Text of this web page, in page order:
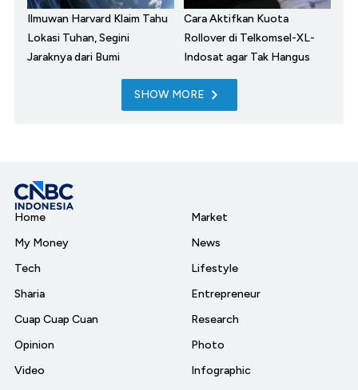
Ilmuwan Harvard Klaim Tahu
Lokasi Tuhan, Segini
Jaraknya dari Bumi
Cara Aktifkan Kuota
Rollover di Telkomsel-XL-
Indosat agar Tak Hangus
SHOW MORE
Home
My Money
Tech
Sharia
Cuap Cuap Cuan
Opinion
Video
Market
News
Lifestyle
Entrepreneur
Research
Photo
Infographic